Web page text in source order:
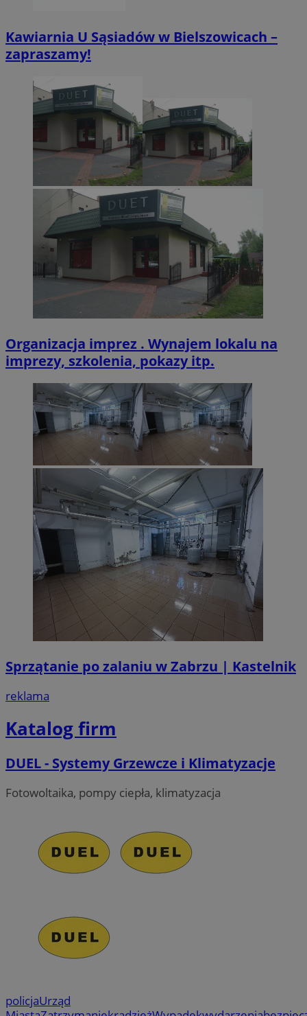
Kawiarnia U Sąsiadów w Bielszowicach –
zapraszamy!
Organizacja imprez . Wynajem lokalu na
imprezy, szkolenia, pokazy itp.
Sprzątanie po zalaniu w Zabrzu | Kastelnik
reklama
Katalog firm
DUEL - Systemy Grzewcze i Klimatyzacje
Fotowoltaika, pompy ciepła, klimatyzacja
policjaUrząd